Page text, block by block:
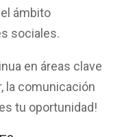
ámbito
sociales.
en áreas clave
la comunicación
tu oportunidad!